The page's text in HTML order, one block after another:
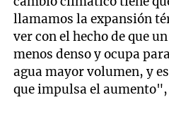
llamamos la expansión
ver con el hecho de que
menos denso y ocupa
agua mayor volumen, y
que impulsa el